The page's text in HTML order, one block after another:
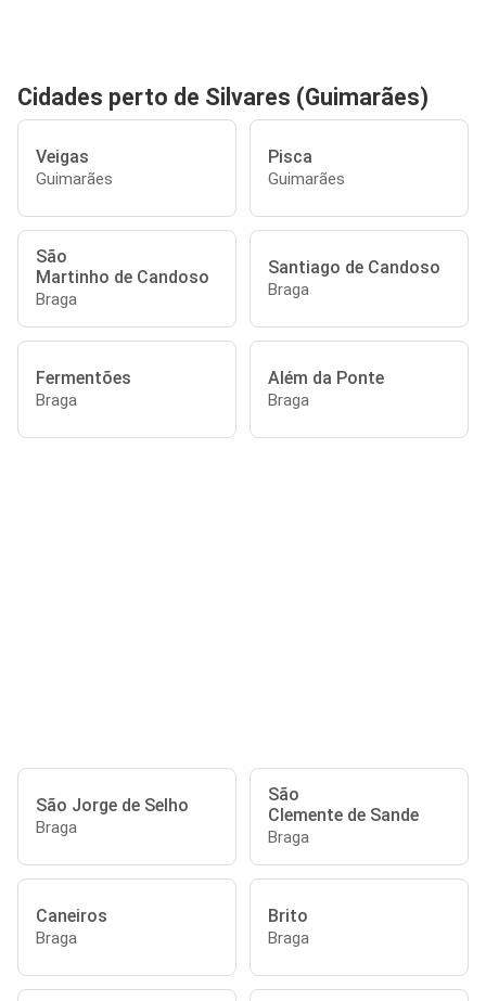
Cidades perto de Silvares (Guimarães)
Veigas
Guimarães
Pisca
Guimarães
São
Martinho de Candoso
Braga
Santiago de Candoso
Braga
Fermentões
Braga
Além da Ponte
Braga
São Jorge de Selho
Braga
São
Clemente de Sande
Braga
Caneiros
Braga
Brito
Braga